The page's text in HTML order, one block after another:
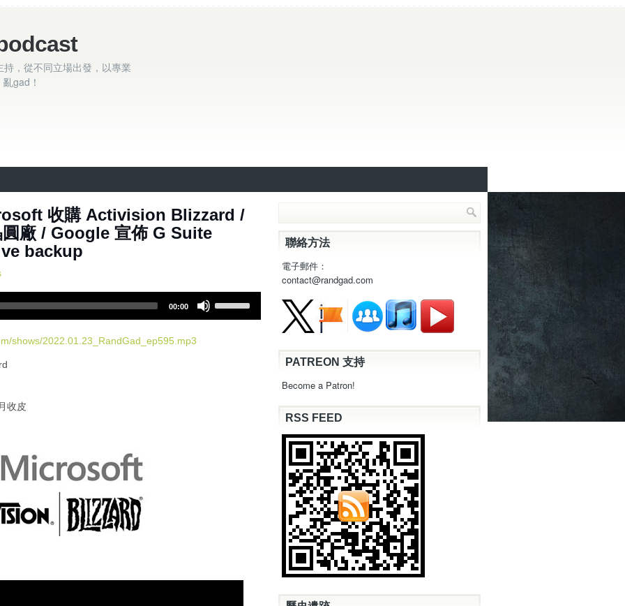
，從不同立場出發，以專業
gad！
收購 Activision Blizzard /
廠 / Google 宣佈 G Suite
backup
00:00
s
shows/2022.01.23_RandGad_ep595.mp3
收皮
聯絡方法
電子郵件：
contact@randgad.com
PATREON 支持
Become a Patron!
RSS FEED